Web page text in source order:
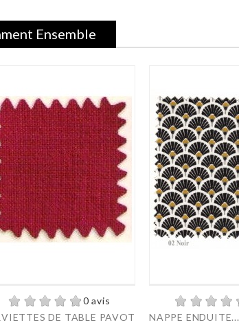
Ensemble
0 avis
DE TABLE PAVOT
NAPPE ENDUITE...